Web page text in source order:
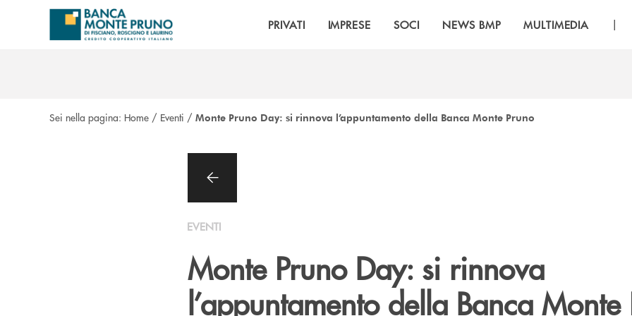
Salta al contenuto principale
PRIVATI IMPRESE SOCI NEWS BMP MULTIMEDIA |
Sei nella pagina: Home / Eventi / Monte Pruno Day: si rinnova l’appuntamento della Banca Monte Pruno
EVENTI
Monte Pruno Day: si rinnova
l’appuntamento della Banca Monte